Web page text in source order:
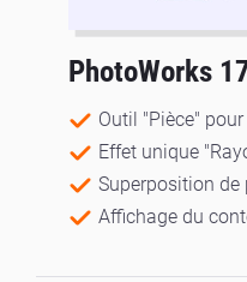
PhotoWorks
Outil "Pièce"
Effet unique
Superposition de
Affichage du